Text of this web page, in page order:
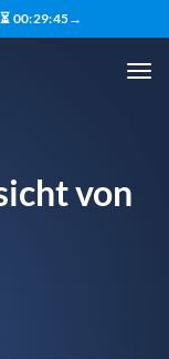
⏳ 00:29:44→
von